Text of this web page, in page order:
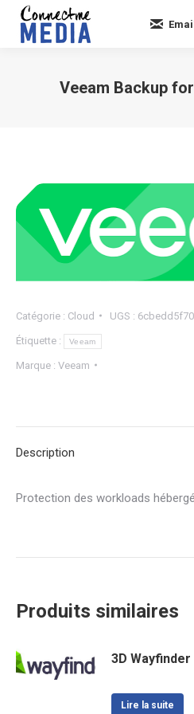
Veeam Backup
Catégorie : Cloud UGS :
Étiquette : Veeam
Marque : Veeam
Description
Protection des workloads
Produits similaires
3D
Lire la suite